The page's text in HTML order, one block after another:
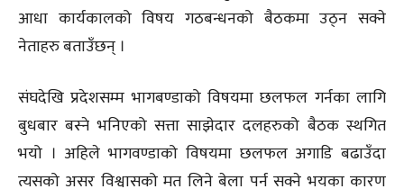
आधा कार्यकालको विषय गठबन्धनको बैठकमा उठ्न सक्ने
नेताहरु बताउँछन् ।
संघदेखि प्रदेशसम्म भागबण्डाको विषयमा छलफल गर्नका लागि
बुधबार बस्ने भनिएको सत्ता साझेदार दलहरुको बैठक स्थगित
भयो । अहिले भागवण्डाको विषयमा छलफल अगाडि बढाउँदा
त्यसको असर विश्वासको मत लिने बेला पर्न सक्ने भयका कारण